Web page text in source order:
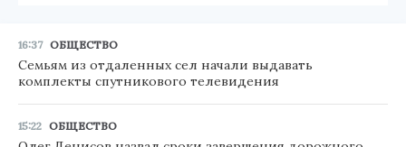
16:37 ОБЩЕСТВО
Семьям из отдаленных сел начали выдавать
комплекты спутникового телевидения
15:22 ОБЩЕСТВО